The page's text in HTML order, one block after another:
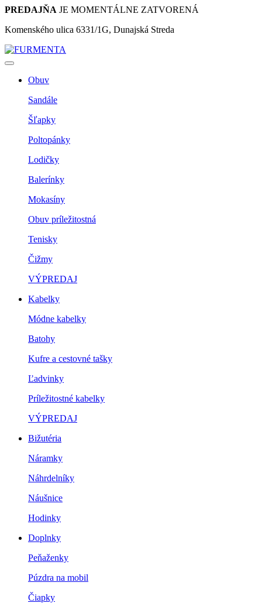
PREDAJŇA JE MOMENTÁLNE ZATVORENÁ
Komenského ulica 6331/1G, Dunajská Streda
Obuv
Sandále
Šľapky
Poltopánky
Lodičky
Balerínky
Mokasíny
Obuv príležitostná
Tenisky
Čižmy
VÝPREDAJ
Kabelky
Módne kabelky
Batohy
Kufre a cestovné tašky
Ľadvinky
Príležitostné kabelky
VÝPREDAJ
Bižutéria
Náramky
Náhrdelníky
Náušnice
Hodinky
Doplnky
Peňaženky
Púzdra na mobil
Čiapky